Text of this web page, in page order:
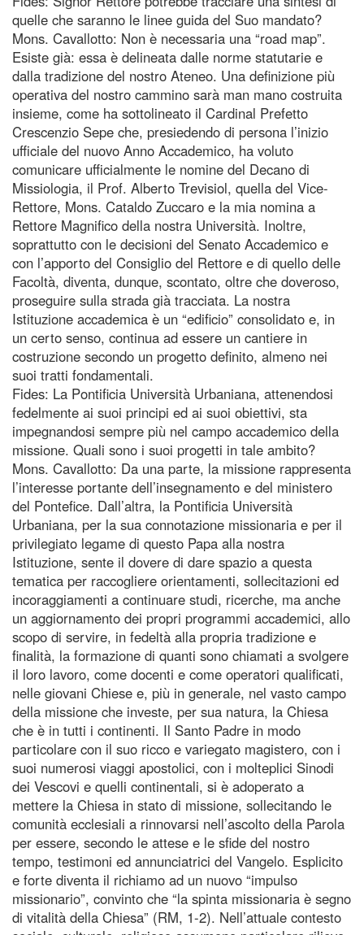
quelle che saranno le linee guida del Suo mandato?
Mons. Cavallotto: Non è necessaria una “road map”.
Esiste già: essa è delineata dalle norme statutarie e
dalla tradizione del nostro Ateneo. Una definizione più
operativa del nostro cammino sarà man mano costruita
insieme, come ha sottolineato il Cardinal Prefetto
Crescenzio Sepe che, presiedendo di persona l’inizio
ufficiale del nuovo Anno Accademico, ha voluto
comunicare ufficialmente le nomine del Decano di
Missiologia, il Prof. Alberto Trevisiol, quella del Vice-
Rettore, Mons. Cataldo Zuccaro e la mia nomina a
Rettore Magnifico della nostra Università. Inoltre,
soprattutto con le decisioni del Senato Accademico e
con l’apporto del Consiglio del Rettore e di quello delle
Facoltà, diventa, dunque, scontato, oltre che doveroso,
proseguire sulla strada già tracciata. La nostra
Istituzione accademica è un “edificio” consolidato e, in
un certo senso, continua ad essere un cantiere in
costruzione secondo un progetto definito, almeno nei
suoi tratti fondamentali.
Fides: La Pontificia Università Urbaniana, attenendosi
fedelmente ai suoi principi ed ai suoi obiettivi, sta
impegnandosi sempre più nel campo accademico della
missione. Quali sono i suoi progetti in tale ambito?
Mons. Cavallotto: Da una parte, la missione rappresenta
l’interesse portante dell’insegnamento e del ministero
del Pontefice. Dall’altra, la Pontificia Università
Urbaniana, per la sua connotazione missionaria e per il
privilegiato legame di questo Papa alla nostra
Istituzione, sente il dovere di dare spazio a questa
tematica per raccogliere orientamenti, sollecitazioni ed
incoraggiamenti a continuare studi, ricerche, ma anche
un aggiornamento dei propri programmi accademici, allo
scopo di servire, in fedeltà alla propria tradizione e
finalità, la formazione di quanti sono chiamati a svolgere
il loro lavoro, come docenti e come operatori qualificati,
nelle giovani Chiese e, più in generale, nel vasto campo
della missione che investe, per sua natura, la Chiesa
che è in tutti i continenti. Il Santo Padre in modo
particolare con il suo ricco e variegato magistero, con i
suoi numerosi viaggi apostolici, con i molteplici Sinodi
dei Vescovi e quelli continentali, si è adoperato a
mettere la Chiesa in stato di missione, sollecitando le
comunità ecclesiali a rinnovarsi nell’ascolto della Parola
per essere, secondo le attese e le sfide del nostro
tempo, testimoni ed annunciatrici del Vangelo. Esplicito
e forte diventa il richiamo ad un nuovo “impulso
missionario”, convinto che “la spinta missionaria è segno
di vitalità della Chiesa” (RM, 1-2). Nell’attuale contesto